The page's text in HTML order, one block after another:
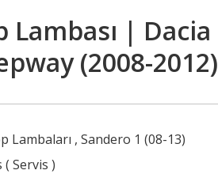
Lambası | Dacia
(2008-2012)
Lambaları ,Sandero 1 (08-13)
Servis )